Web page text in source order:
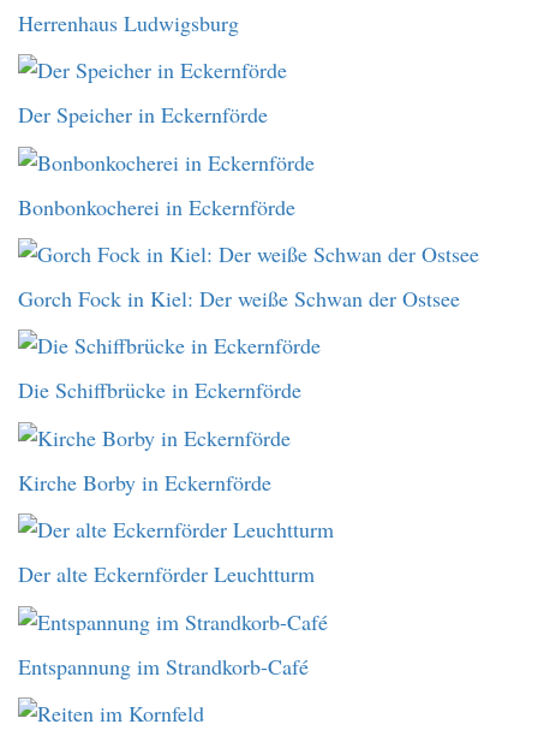
Herrenhaus Ludwigsburg
Der Speicher in Eckernförde
Bonbonkocherei in Eckernförde
Gorch Fock in Kiel: Der weiße Schwan der Ostsee
Die Schiffbrücke in Eckernförde
Kirche Borby in Eckernförde
Der alte Eckernförder Leuchtturm
Entspannung im Strandkorb-Café